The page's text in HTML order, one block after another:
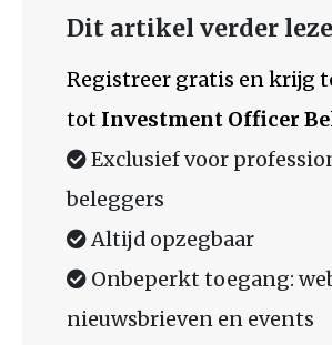
Dit artikel verder
Registreer gratis en krijg
tot Investment Officer
Exclusief voor
beleggers
Altijd opzegbaar
Onbeperkt toegang:
nieuwsbrieven en events